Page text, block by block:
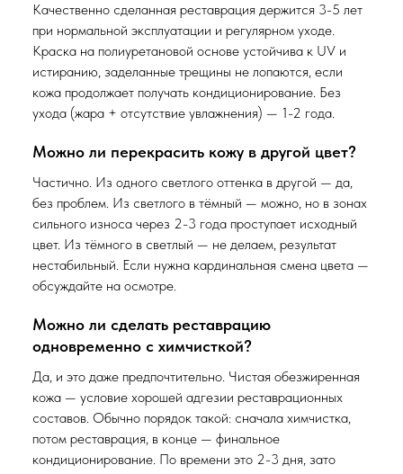
Качественно сделанная реставрация держится 3-5 лет
при нормальной эксплуатации и регулярном уходе.
Краска на полиуретановой основе устойчива к UV и
истиранию, заделанные трещины не лопаются, если
кожа продолжает получать кондиционирование. Без
ухода (жара + отсутствие увлажнения) — 1-2 года.
Можно ли перекрасить кожу в другой цвет?
Частично. Из одного светлого оттенка в другой — да,
без проблем. Из светлого в тёмный — можно, но в зонах
сильного износа через 2-3 года проступает исходный
цвет. Из тёмного в светлый — не делаем, результат
нестабильный. Если нужна кардинальная смена цвета —
обсуждайте на осмотре.
Можно ли сделать реставрацию
одновременно с химчисткой?
Да, и это даже предпочтительно. Чистая обезжиренная
кожа — условие хорошей адгезии реставрационных
составов. Обычно порядок такой: сначала химчистка,
потом реставрация, в конце — финальное
кондиционирование. По времени это 2-3 дня, зато